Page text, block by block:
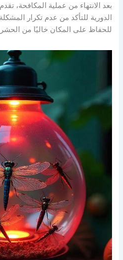
بعد الانتهاء من عملية المكافحة،
الدورية للتأكد من عدم تكرار
للحفاظ على المكان خاليًا من